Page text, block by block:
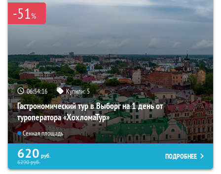
-51%
06:54:14 Купили:5
Гастрономический тур в Выборг на 1 день от
туроператора «ХохломаТур»
Сенная площадь
620 руб.
6290руб.
ПОДРОБНЕЕ